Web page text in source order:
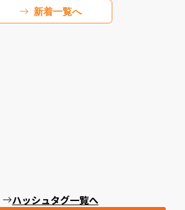
新着一覧へ
ハッシュタグ一覧へ